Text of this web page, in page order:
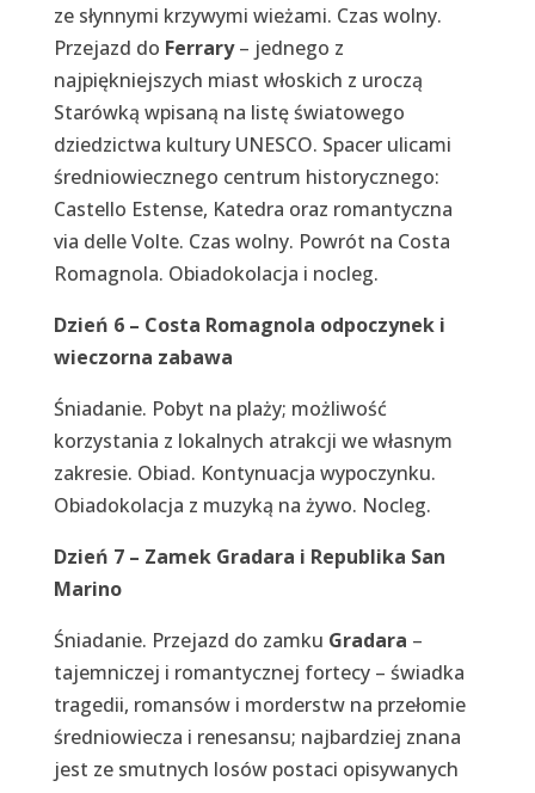
ze słynnymi krzywymi wieżami. Czas wolny.
Przejazd do Ferrary– jednego z
najpiękniejszych miast włoskich z uroczą
Starówką wpisaną na listę światowego
dziedzictwa kultury UNESCO. Spacer ulicami
średniowiecznego centrum historycznego:
Castello Estense, Katedra oraz romantyczna
via delle Volte. Czas wolny. Powrót na Costa
Romagnola. Obiadokolacja i nocleg.
Dzień 6 – Costa Romagnola odpoczynek i
wieczorna zabawa
Śniadanie. Pobyt na plaży; możliwość
korzystania z lokalnych atrakcji we własnym
zakresie. Obiad. Kontynuacja wypoczynku.
Obiadokolacja z muzyką na żywo. Nocleg.
Dzień 7 – Zamek Gradara i Republika San
Marino
Śniadanie. Przejazd do zamku Gradara –
tajemniczej i romantycznej fortecy – świadka
tragedii, romansów i morderstw na przełomie
średniowiecza i renesansu; najbardziej znana
jest ze smutnych losów postaci opisywanych